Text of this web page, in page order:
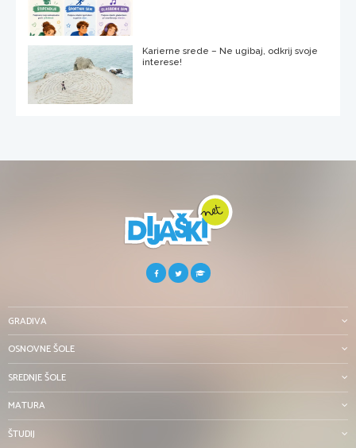
Karierne srede – Ne ugibaj, odkrij svoje
interese!
GRADIVA
OSNOVNE ŠOLE
SREDNJE ŠOLE
MATURA
ŠTUDIJ